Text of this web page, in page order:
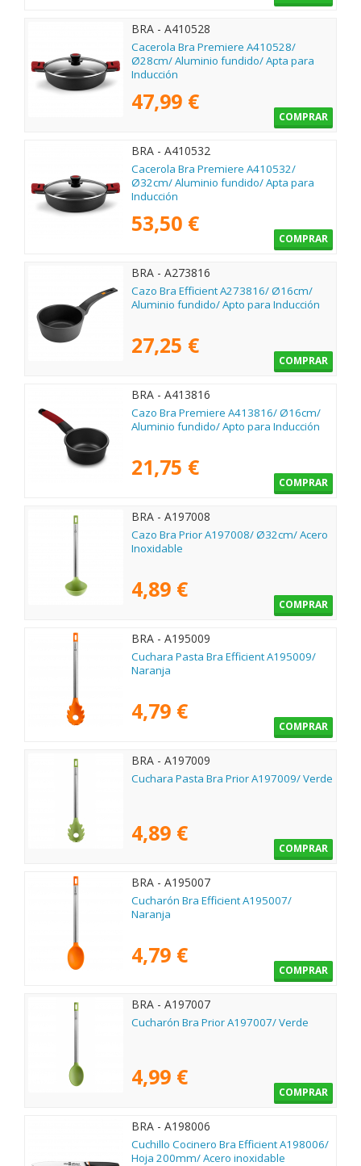
BRA - A410528
Cacerola Bra Premiere A410528/
Ø28cm/ Aluminio fundido/ Apta para
Inducción
47,99 €
COMPRAR
BRA - A410532
Cacerola Bra Premiere A410532/
Ø32cm/ Aluminio fundido/ Apta para
Inducción
53,50 €
COMPRAR
BRA - A273816
Cazo Bra Efficient A273816/ Ø16cm/
Aluminio fundido/ Apto para Inducción
27,25 €
COMPRAR
BRA - A413816
Cazo Bra Premiere A413816/ Ø16cm/
Aluminio fundido/ Apto para Inducción
21,75 €
COMPRAR
BRA - A197008
Cazo Bra Prior A197008/ Ø32cm/ Acero
Inoxidable
4,89 €
COMPRAR
BRA - A195009
Cuchara Pasta Bra Efficient A195009/
Naranja
4,79 €
COMPRAR
BRA - A197009
Cuchara Pasta Bra Prior A197009/ Verde
4,89 €
COMPRAR
BRA - A195007
Cucharón Bra Efficient A195007/
Naranja
4,79 €
COMPRAR
BRA - A197007
Cucharón Bra Prior A197007/ Verde
4,99 €
COMPRAR
BRA - A198006
Cuchillo Cocinero Bra Efficient A198006/
Hoja 200mm/ Acero inoxidable